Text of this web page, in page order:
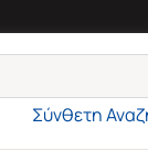
Σύνθετη